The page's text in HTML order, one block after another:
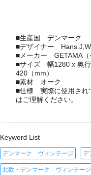
■生産国デンマーク
■デザイナー
■メーカーGETAMA（
■サイズ 幅1280 x 奥
420（mm）
■素材 オーク
■仕様 実際に使用され
はご理解ください。
Keyword List
デンマーク ヴィンテージ デ
北欧・デンマーク ヴィンテー